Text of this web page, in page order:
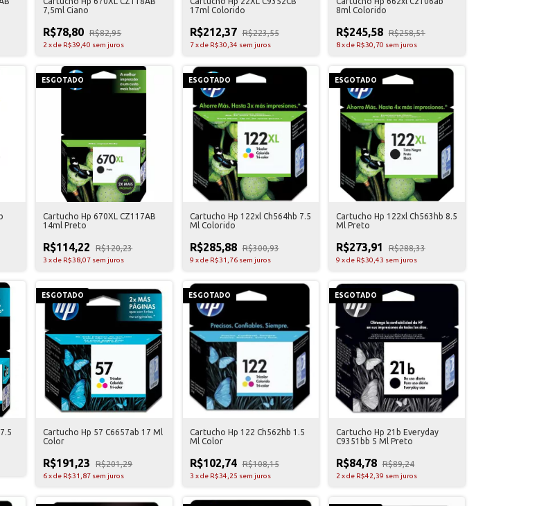
7,5ml Ciano
R$78,80 R$82,95
2 xde R$39,40 sem juros
17ml Colorido
R$212,37 R$223,55
7 xde R$30,34 sem juros
8ml Colorido
R$245,58 R$258,51
8 xde R$30,70 sem juros
ESGOTADO
Cartucho Hp 670XL CZ117AB
14ml Preto
R$114,22 R$120,23
3 xde R$38,07 sem juros
ESGOTADO
Cartucho Hp 122xl Ch564hb 7.5
Ml Colorido
R$285,88 R$300,93
9 xde R$31,76 sem juros
ESGOTADO
Cartucho Hp 122xl Ch563hb 8.5
Ml Preto
R$273,91 R$288,33
9 xde R$30,43 sem juros
ESGOTADO
Cartucho Hp 57 C6657ab 17 Ml
Color
R$191,23 R$201,29
6 xde R$31,87 sem juros
ESGOTADO
Cartucho Hp 122 Ch562hb 1.5
Ml Color
R$102,74 R$108,15
3 xde R$34,25 sem juros
ESGOTADO
Cartucho Hp 21b Everyday
C9351bb 5 Ml Preto
R$84,78 R$89,24
2 xde R$42,39 sem juros